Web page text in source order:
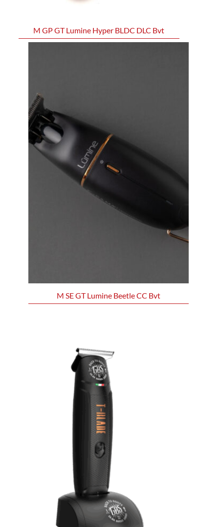
M GP GT Lumine Hyper BLDC DLC Bvt
M SE GT Lumine Beetle CC Bvt